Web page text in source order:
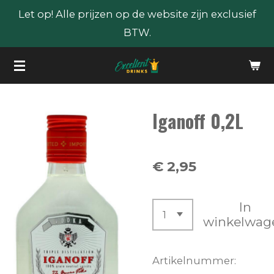
naar
de
hoofdinhoud
Let op! Alle prijzen op de website zijn exclusief
BTW.
Iganoff 0,2L
€ 2,95
In
Artikelnummer: